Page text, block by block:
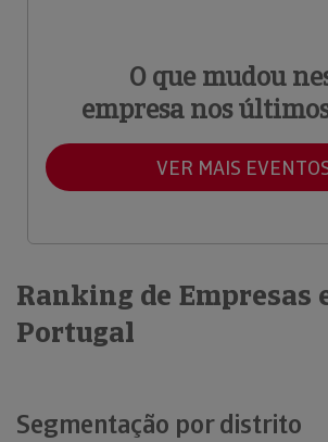
O que mudou
empresa nos
VER MAIS
Ranking de Empresas
Portugal
Segmentação por distrito